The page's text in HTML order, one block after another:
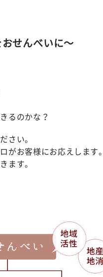
せんべいに～
るのかな？
さい。
がお客様にお応えします
ます。